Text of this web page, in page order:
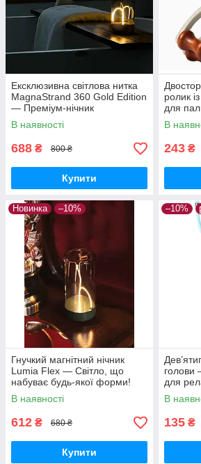
Ексклюзивна світлова нитка
MagnaStrand 360 Gold Edition
— Преміум-нічник
трансформер, дизайнерська
LED-лампа
В наявності
688 ₴ 800 ₴
Купити
ролик
для
для
В
243 ₴
Новинка –10%
Гнучкий магнітний нічник
Lumia Flex — Світло, що
набуває будь-якої форми!
В наявності
612 ₴ 680 ₴
Купити
–10%
голови
для
В
135 ₴